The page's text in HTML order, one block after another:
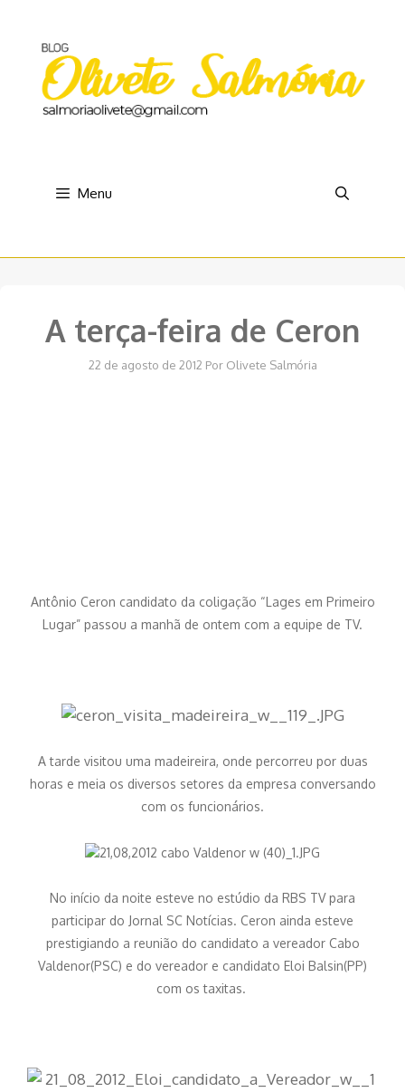
conteúdo
Menu
A terça-feira de Ceron
22 de agosto de 2012 Por Olivete Salmória
Antônio Ceron candidato da coligação “Lages em Primeiro
Lugar” passou a manhã de ontem com a equipe de TV.
A tarde visitou uma madeireira, onde percorreu por duas
horas e meia os diversos setores da empresa conversando
com os funcionários.
No início da noite esteve no estúdio da RBS TV para
participar do Jornal SC Notícias. Ceron ainda esteve
prestigiando a reunião do candidato a vereador Cabo
Valdenor(PSC) e do vereador e candidato Eloi Balsin(PP)
com os taxitas.